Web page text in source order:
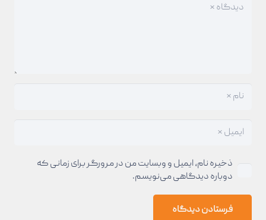
ذخیره نام، ایمیل و وبسایت من در مرورگر برای زمانی که
دوباره دیدگاهی می‌نویسم.
فرستادن دیدگاه